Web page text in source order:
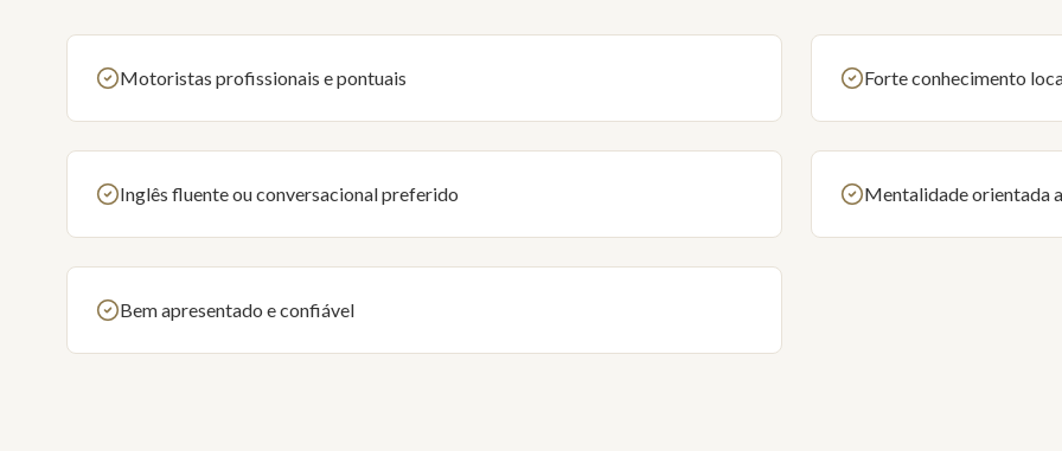
Motoristas profissionais e pontuais Forte conhecimento
Inglês fluente ou conversacional preferido Mentalidade orientada
Bem apresentado e confiável